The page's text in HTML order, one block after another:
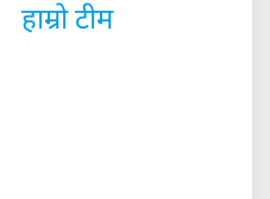
हाम्रो टीम